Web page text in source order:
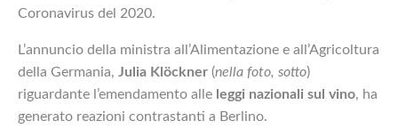
Coronavirus del 2020.
L’annuncio della ministra all’Alimentazione e all’Agricoltura
della Germania, Julia Klöckner (nella foto, sotto)
riguardante l’emendamento alle leggi nazionali sul vino, ha
generato reazioni contrastanti a Berlino.